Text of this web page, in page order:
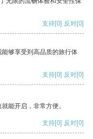
支持[0] 反对[0]
够享受到高品质的旅行体
支持[0] 反对[0]
能开启，非常方便。
支持[0] 反对[0]